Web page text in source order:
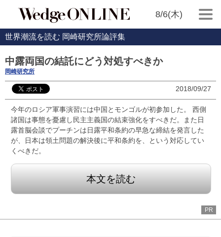
8/6(木)
世界潮流を読む 岡崎研究所論評集
中露両国の結託にどう対処すべきか
岡崎研究所
2018/09/27
今年のロシア軍事演習には中国とモンゴルが初参加した。 西側
諸国は事態を憂慮し民主主義国の結束強化をすべきだ。また日
露首脳会談でプーチンは日露平和条約の早急な締結を発言した
が、日本は領土問題の解決後に平和条約を、という対応してい
くべきだ。
本文を読む
PR